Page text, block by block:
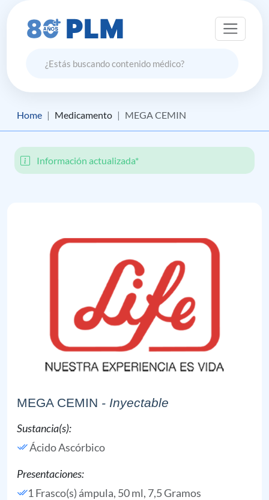
Home Medicamento MEGA CEMIN
Información actualizada*
MEGA CEMIN - Inyectable
Sustancia(s):
Ácido Ascórbico
Presentaciones:
1 Frasco(s) ámpula, 50 ml, 7,5 Gramos